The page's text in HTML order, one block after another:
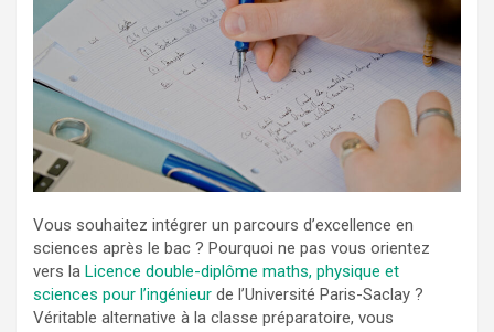
Vous souhaitez intégrer un parcours d’excellence en
sciences après le bac ? Pourquoi ne pas vous orientez
vers la Licence double-diplôme maths, physique et
sciences pour l’ingénieur de l’Université Paris-Saclay ?
Véritable alternative à la classe préparatoire, vous